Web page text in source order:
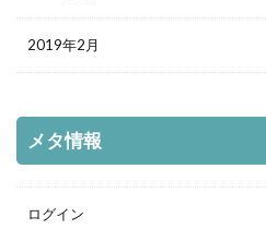
2019年2月
メタ情報
ログイン